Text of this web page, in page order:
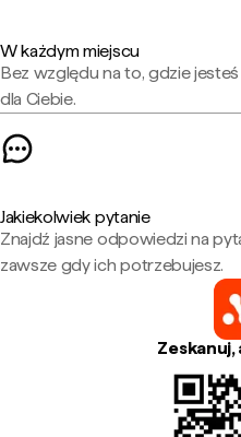
W każdym miejscu
Bez względu na to, gdzie
dla Ciebie.
Jakiekolwiek pytanie
Znajdź jasne odpowiedzi na
zawsze gdy ich potrzebujesz.